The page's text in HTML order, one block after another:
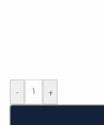
- +